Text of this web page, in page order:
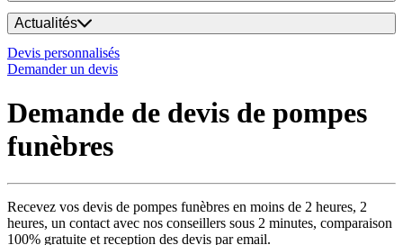
Actualités
Devis personnalisés
Demander un devis
Demande de devis de pompes
funèbres
Recevez vos devis de pompes funèbres en moins de 2 heures, 2
heures, un contact avec nos conseillers sous 2 minutes, comparaison
100% gratuite et reception des devis par email.